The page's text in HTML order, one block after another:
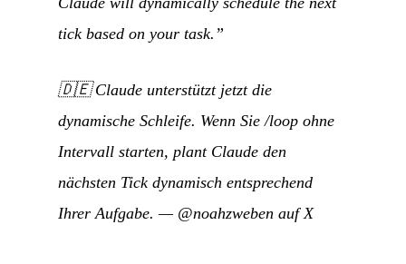
tick based on your task.”
🇩🇪Claude unterstützt jetzt die
dynamische Schleife. Wenn Sie /loop ohne
Intervall starten, plant Claude den
nächsten Tick dynamisch entsprechend
Ihrer Aufgabe. — @noahzweben auf X